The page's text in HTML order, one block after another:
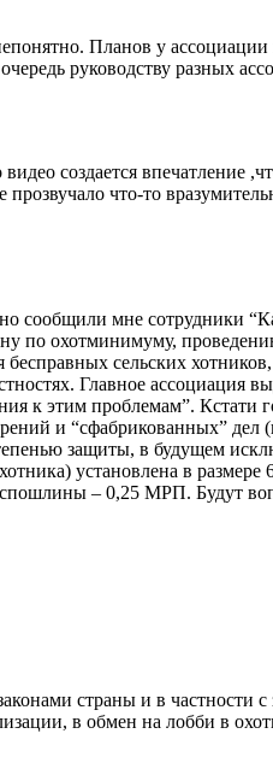
Планов у
руководству разных
создается впечатление
что-то
сообщили мне сотрудники
по охотминимуму,
сельских
Главное ассоциация
к этим проблемам”. Кстати
и “сфабрикованных”
защиты, в будущем
установлена в
– 0,25 МРП. Будут
страны и в частности
в обмен на лобби в